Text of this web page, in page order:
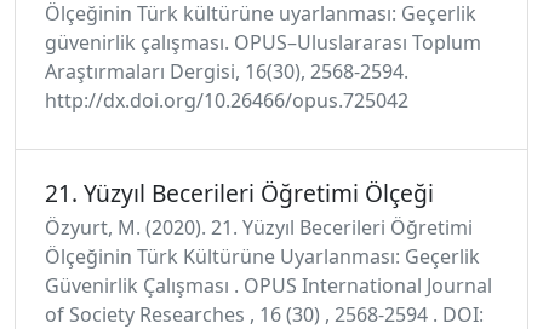
Ölçeğinin Türk kültürüne uyarlanması: Geçerlik
güvenirlik çalışması. OPUS–Uluslararası Toplum
Araştırmaları Dergisi, 16(30), 2568-2594.
http://dx.doi.org/10.26466/opus.725042
21. Yüzyıl Becerileri Öğretimi Ölçeği
Özyurt, M. (2020). 21. Yüzyıl Becerileri Öğretimi
Ölçeğinin Türk Kültürüne Uyarlanması: Geçerlik
Güvenirlik Çalışması . OPUS International Journal
of Society Researches , 16 (30) , 2568-2594 . DOI: